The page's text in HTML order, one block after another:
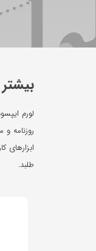
لورم
روزنامه
طلبد.